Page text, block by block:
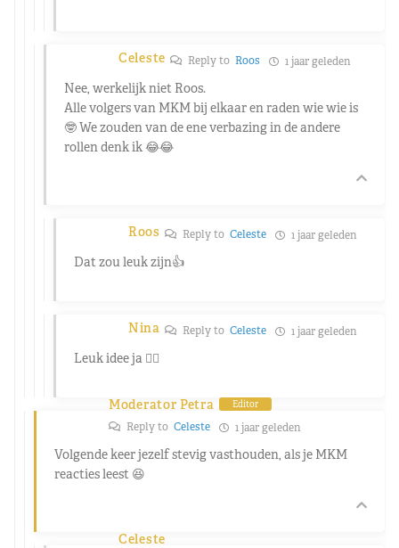
Celeste Reply to Roos 1 jaar geleden
Nee, werkelijk niet Roos.
Alle volgers van MKM bij elkaar en raden wie wie is
🤓 We zouden van de ene verbazing in de andere
rollen denk ik 😂😂
Roos Reply to Celeste 1 jaar geleden
Dat zou leuk zijn👍
Nina Reply to Celeste 1 jaar geleden
Leuk idee ja 👍🏻
Moderator Petra Editor
Reply to Celeste 1 jaar geleden
Volgende keer jezelf stevig vasthouden, als je MKM
reacties leest 😆
Celeste